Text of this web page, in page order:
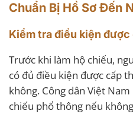
Chuẩn Bị Hồ Sơ Đến
Kiểm tra điều kiện được
Trước khi làm hộ chiếu,
có đủ điều kiện được cấp
không. Công dân Việt
chiếu phổ thông nếu